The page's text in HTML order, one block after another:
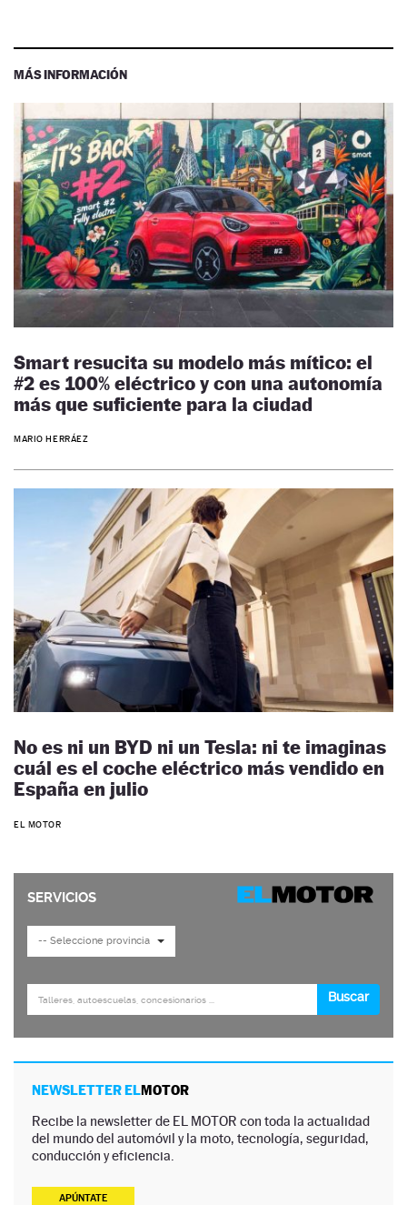
MÁS INFORMACIÓN
Smart resucita su modelo más mítico: el
#2 es 100% eléctrico y con una autonomía
más que suficiente para la ciudad
MARIO HERRÁEZ
No es ni un BYD ni un Tesla: ni te imaginas
cuál es el coche eléctrico más vendido en
España en julio
EL MOTOR
NEWSLETTER ELMOTOR
Recibe la newsletter de EL MOTOR con toda la actualidad
del mundo del automóvil y la moto, tecnología, seguridad,
conducción y eficiencia.
APÚNTATE